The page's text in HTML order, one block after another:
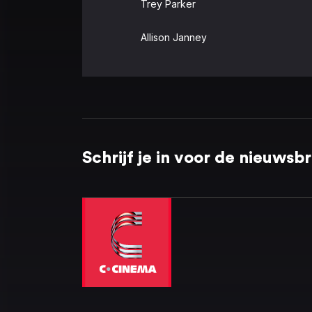
Trey Parker
Allison Janney
Schrijf je in voor de